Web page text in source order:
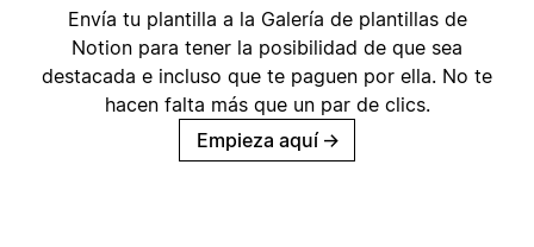
Envía tu plantilla a la Galería de plantillas de
Notion para tener la posibilidad de que sea
destacada e incluso que te paguen por ella. No te
hacen falta más que un par de clics.
Empieza aquí →